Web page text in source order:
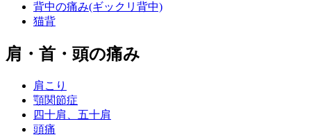
背中の痛み(ギックリ背中)
猫背
肩・首・頭の痛み
肩こり
顎関節症
四十肩、五十肩
頭痛